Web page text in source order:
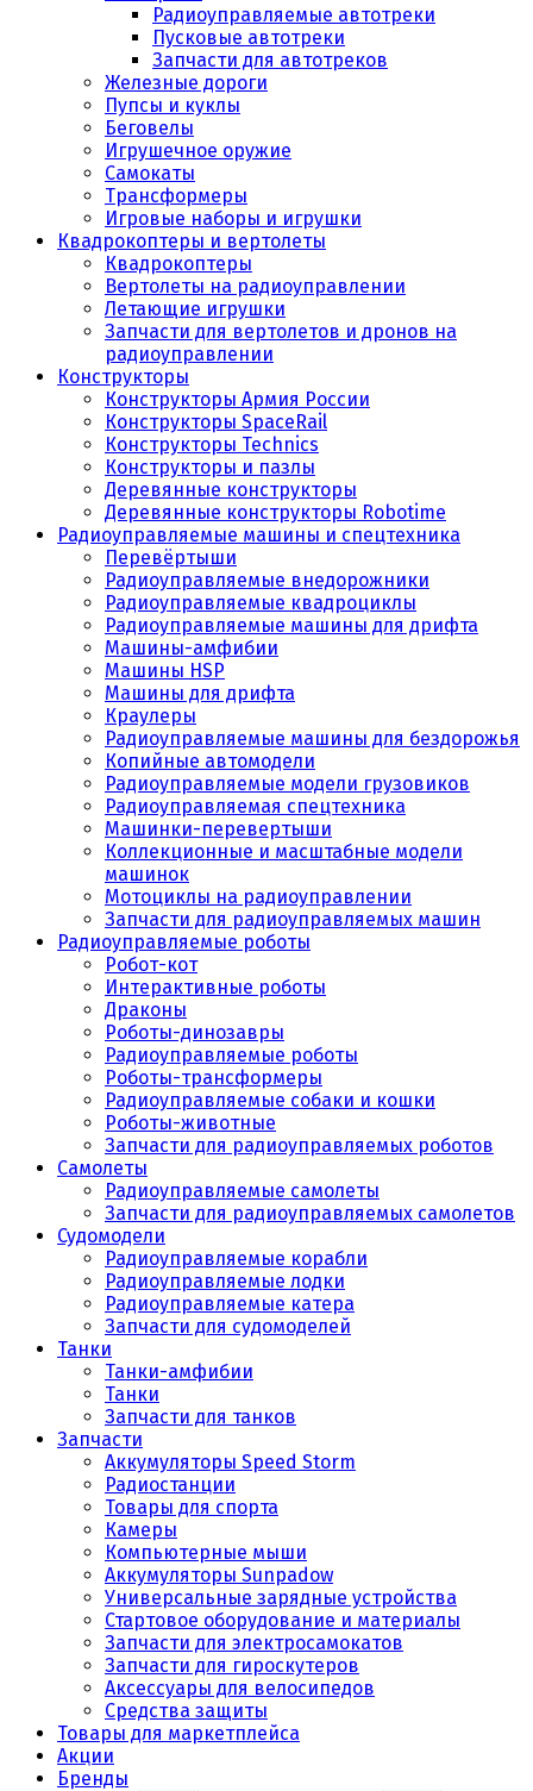
Радиоуправляемые автотреки
Пусковые автотреки
Запчасти для автотреков
Железные дороги
Пупсы и куклы
Беговелы
Игрушечное оружие
Самокаты
Трансформеры
Игровые наборы и игрушки
Квадрокоптеры и вертолеты
Квадрокоптеры
Вертолеты на радиоуправлении
Летающие игрушки
Запчасти для вертолетов и дронов на
радиоуправлении
Конструкторы
Конструкторы Армия России
Конструкторы SpaceRail
Конструкторы Technics
Конструкторы и пазлы
Деревянные конструкторы
Деревянные конструкторы Robotime
Радиоуправляемые машины и спецтехника
Перевёртыши
Радиоуправляемые внедорожники
Радиоуправляемые квадроциклы
Радиоуправляемые машины для дрифта
Машины-амфибии
Машины HSP
Машины для дрифта
Краулеры
Радиоуправляемые машины для бездорожья
Копийные автомодели
Радиоуправляемые модели грузовиков
Радиоуправляемая спецтехника
Машинки-перевертыши
Коллекционные и масштабные модели
машинок
Мотоциклы на радиоуправлении
Запчасти для радиоуправляемых машин
Радиоуправляемые роботы
Робот-кот
Интерактивные роботы
Драконы
Роботы-динозавры
Радиоуправляемые роботы
Роботы-трансформеры
Радиоуправляемые собаки и кошки
Роботы-животные
Запчасти для радиоуправляемых роботов
Самолеты
Радиоуправляемые самолеты
Запчасти для радиоуправляемых самолетов
Судомодели
Радиоуправляемые корабли
Радиоуправляемые лодки
Радиоуправляемые катера
Запчасти для судомоделей
Танки
Танки-амфибии
Танки
Запчасти для танков
Запчасти
Аккумуляторы Speed Storm
Радиостанции
Товары для спорта
Камеры
Компьютерные мыши
Аккумуляторы Sunpadow
Универсальные зарядные устройства
Стартовое оборудование и материалы
Запчасти для электросамокатов
Запчасти для гироскутеров
Аксессуары для велосипедов
Средства защиты
Товары для маркетплейса
Акции
Бренды